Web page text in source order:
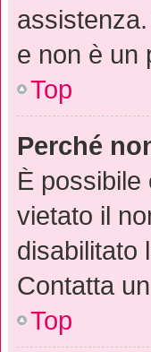
e non è un
Top
Perché
È possibile
vietato il
disabilitato
Contatta
Top